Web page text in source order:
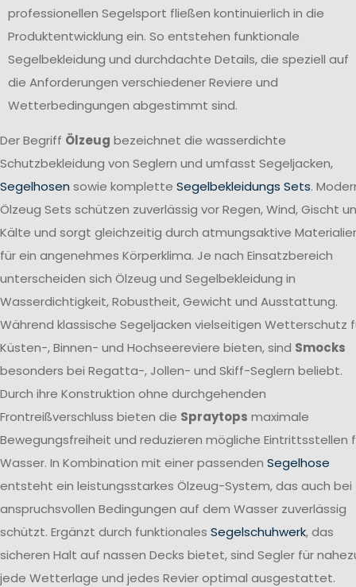
professionellen Segelsport fließen kontinuierlich in die
Produktentwicklung ein. So entstehen funktionale
Segelbekleidung und durchdachte Details, die speziell auf
die Anforderungen verschiedener Reviere und
Wetterbedingungen abgestimmt sind.
Der Begriff Ölzeug bezeichnet die wasserdichte
Schutzbekleidung von Seglern und umfasst Segeljacken,
Segelhosen sowie komplette Segelbekleidungs Sets.
Ölzeug Sets schützen zuverlässig vor Regen, Wind, Gischt
Kälte und sorgt gleichzeitig durch atmungsaktive
für ein angenehmes Körperklima. Je nach Einsatzbereich
unterscheiden sich Ölzeug und Segelbekleidung in
Wasserdichtigkeit, Robustheit, Gewicht und Ausstattung.
Während klassische Segeljacken vielseitigen Wetterschutz
Küsten-, Binnen- und Hochseereviere bieten, sind Smocks
besonders bei Regatta-, Jollen- und Skiff-Seglern beliebt.
Durch ihre Konstruktion ohne durchgehenden
Frontreißverschluss bieten die Spraytops maximale
Bewegungsfreiheit und reduzieren mögliche Eintrittsstellen
Wasser. In Kombination mit einer passenden Segelhose
entsteht ein leistungsstarkes Ölzeug-System, das auch bei
anspruchsvollen Bedingungen auf dem Wasser zuverlässig
schützt. Ergänzt durch funktionales Segelschuhwerk, das
sicheren Halt auf nassen Decks bietet, sind Segler für
jede Wetterlage und jedes Revier optimal ausgestattet.